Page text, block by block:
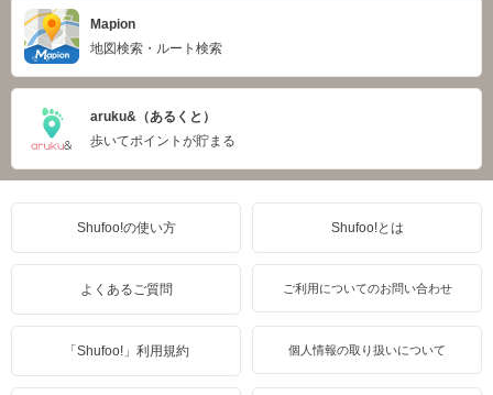
Mapion
地図検索・ルート検索
aruku&（あるくと）
歩いてポイントが貯まる
Shufoo!の使い方 Shufoo!とは
よくあるご質問 ご利用についてのお問い合わせ
「Shufoo!」利用規約 個人情報の取り扱いについて